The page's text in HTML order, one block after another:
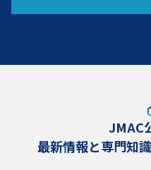
JMAC
最新情報と専門知